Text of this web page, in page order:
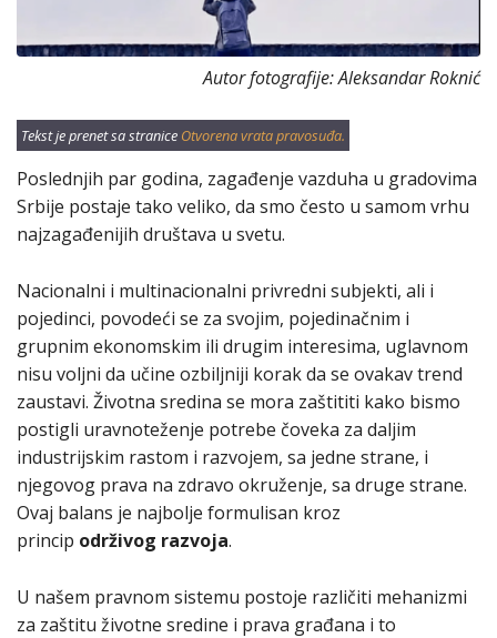
Autor fotografije: Aleksandar Roknić
Tekst je prenet sa stranice Otvorena vrata pravosuđa.
Poslednjih par godina, zagađenje vazduha u gradovima
Srbije postaje tako veliko, da smo često u samom vrhu
najzagađenijih društava u svetu.
Nacionalni i multinacionalni privredni subjekti, ali i
pojedinci, povodeći se za svojim, pojedinačnim i
grupnim ekonomskim ili drugim interesima, uglavnom
nisu voljni da učine ozbiljniji korak da se ovakav trend
zaustavi. Životna sredina se mora zaštititi kako bismo
postigli uravnoteženje potrebe čoveka za daljim
industrijskim rastom i razvojem, sa jedne strane, i
njegovog prava na zdravo okruženje, sa druge strane.
Ovaj balans je najbolje formulisan kroz
princip održivog razvoja.
U našem pravnom sistemu postoje različiti mehanizmi
za zaštitu životne sredine i prava građana i to